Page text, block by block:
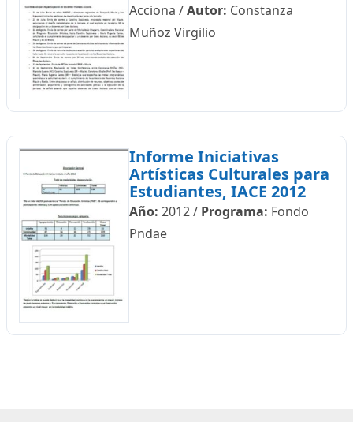
Acciona /Autor: Constanza
Muñoz Virgilio
Informe Iniciativas
Artísticas Culturales para
Estudiantes, IACE 2012
Año: 2012/ Programa: Fondo
Pndae